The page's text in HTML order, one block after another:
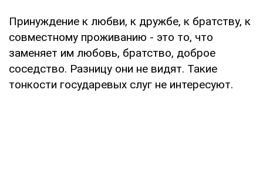
Принуждение к любви, к дружбе, к братству, к
совместному проживанию - это то, что
заменяет им любовь, братство, доброе
соседство. Разницу они не видят. Такие
тонкости государевых слуг не интересуют.